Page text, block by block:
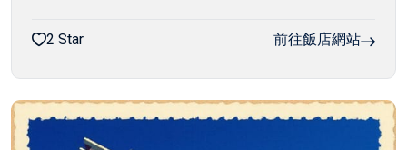
2 Star 前往飯店網站